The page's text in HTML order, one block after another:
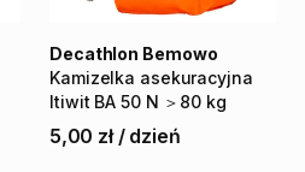
Kamizelka asekuracyjna
Itiwit BA 50 N ＞80 kg
Decathlon Bemowo
5,00 zł / dzień